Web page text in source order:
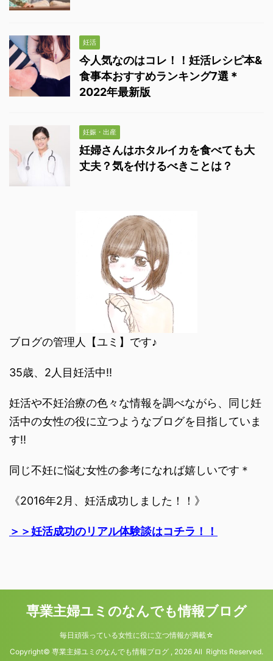
妊活
今人気なのはコレ！！妊活レシピ本&
食事本おすすめランキング7選＊
2022年最新版
妊娠・出産
妊婦さんはホタルイカを食べても大
丈夫？気を付けるべきことは？
ブログの管理人【ユミ】です♪
35歳、2人目妊活中‼︎
妊活や不妊治療の色々な情報を調べながら、同じ妊
活中の女性の役に立つようなブログを目指していま
す‼︎
同じ不妊に悩む女性の参考になれば嬉しいです＊
《2016年2月、妊活成功しました！！》
＞＞妊活成功のリアル体験談はコチラ！！
専業主婦ユミのなんでも情報ブログ
毎日頑張っている女性に役に立つ情報が満載☆
Copyright© 専業主婦ユミのなんでも情報ブログ , 2026 All Rights Reserved.